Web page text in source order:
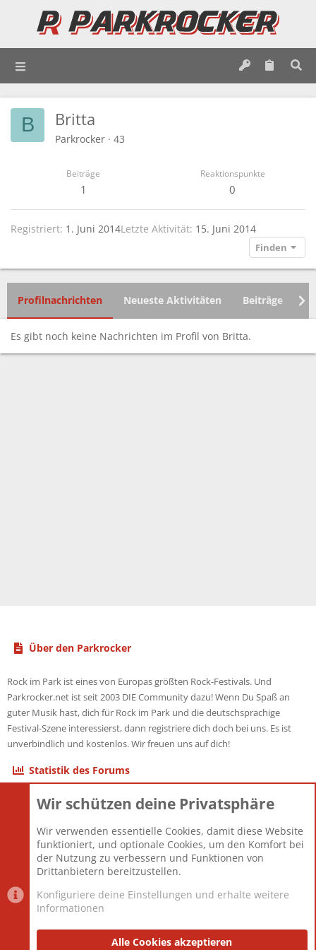
B Britta
Parkrocker · 43
Beiträge
1
Reaktionspunkte
0
Registriert 1. Juni 2014Letzte Aktivität 15. Juni 2014
Finden
Profilnachrichten Neueste Aktivitäten Beiträge
Es gibt noch keine Nachrichten im Profil von Britta.
Über den Parkrocker
Rock im Park ist eines von Europas größten Rock-Festivals. Und
Parkrocker.net ist seit 2003 DIE Community dazu! Wenn Du Spaß an
guter Musik hast, dich für Rock im Park und die deutschsprachige
Festival-Szene interessierst, dann registriere dich doch bei uns. Es ist
unverbindlich und kostenlos. Wir freuen uns auf dich!
Statistik des Forums
Themen
Mitglieder
12.427
Neuestes Mitglied
Berlin
Datenschutzerklärung Impressum
Wir schützen deine Privatsphäre
Wir verwenden essentielle Cookies, damit diese Website
funktioniert, und optionale Cookies, um den Komfort bei
der Nutzung zu verbessern und Funktionen von
Drittanbietern bereitzustellen.
Konfiguriere deine Einstellungen und erhalte weitere
Informationen
Alle Cookies akzeptieren